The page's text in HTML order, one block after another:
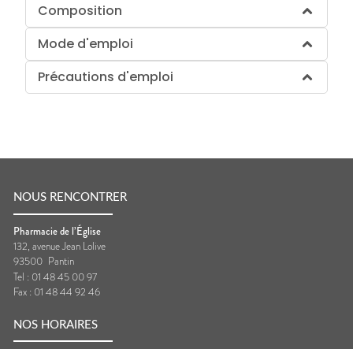
Composition
Mode d'emploi
Précautions d'emploi
NOUS RENCONTRER
Pharmacie de l’Église
132, avenue Jean Lolive
93500 Pantin
Tel : 01 48 45 00 97
Fax : 01 48 44 92 46
NOS HORAIRES